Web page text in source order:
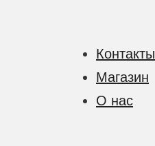
Контакты
Магазин
О нас